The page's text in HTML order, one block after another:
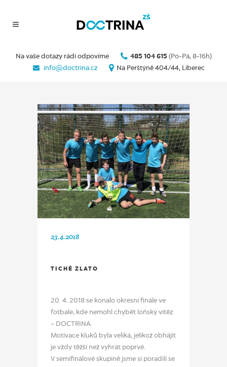
Na vaše dotazy rádi odpovíme 485 104 615 (Po-Pá, 8-16h)
info@doctrina.cz
Na Perštýně 404/44, Liberec
23.4.2018
TICHÉ ZLATO
20. 4. 2018 se konalo okresní finále ve
fotbale, kde nemohl chybět loňský vítěz
– DOCTRINA.
Motivace kluků byla veliká, jelikož obhájit
je vždy těžší než vyhrát poprvé.
V semifinálové skupině jsme si poradili se